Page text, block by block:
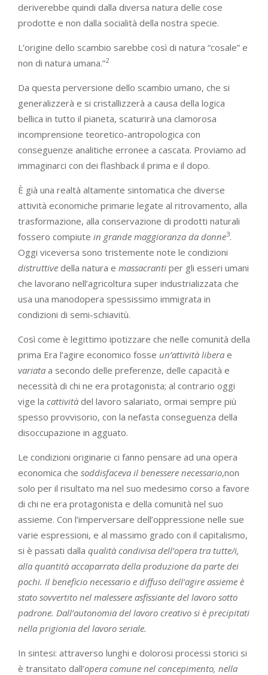
deriverebbe quindi dalla diversa natura delle cose
prodotte e non dalla socialità della nostra specie.
L’origine dello scambio sarebbe così di natura “cosale” e
non di natura umana.”2
Da questa perversione dello scambio umano, che si
generalizzerà e si cristallizzerà a causa della logica
bellica in tutto il pianeta, scaturirà una clamorosa
incomprensione teoretico-antropologica con
conseguenze analitiche erronee a cascata. Proviamo ad
immaginarci con dei flashback il prima e il dopo.
È già una realtà altamente sintomatica che diverse
attività economiche primarie legate al ritrovamento, alla
trasformazione, alla conservazione di prodotti naturali
fossero compiute in grande maggioranza da donne3.
Oggi viceversa sono tristemente note le condizioni
distruttive della natura e massacranti per gli esseri umani
che lavorano nell’agricoltura super industrializzata che
usa una manodopera spessissimo immigrata in
condizioni di semi-schiavitù.
Così come è legittimo ipotizzare che nelle comunità della
prima Era l’agire economico fosse un’attività libera e
variata a secondo delle preferenze, delle capacità e
necessità di chi ne era protagonista; al contrario oggi
vige la cattività del lavoro salariato, ormai sempre più
spesso provvisorio, con la nefasta conseguenza della
disoccupazione in agguato.
Le condizioni originarie ci fanno pensare ad una opera
economica che soddisfaceva il benessere necessario,non
solo per il risultato ma nel suo medesimo corso a favore
di chi ne era protagonista e della comunità nel suo
assieme. Con l’imperversare dell’oppressione nelle sue
varie espressioni, e al massimo grado con il capitalismo,
si è passati dalla qualità condivisa dell’opera tra tutte/i,
alla quantità accaparrata della produzione da parte dei
pochi. Il beneficio necessario e diffuso dell’agire assieme è
stato sovvertito nel malessere asfissiante del lavoro sotto
padrone. Dall’autonomia del lavoro creativo si è precipitati
nella prigionia del lavoro seriale.
In sintesi: attraverso lunghi e dolorosi processi storici si
è transitato dall’opera comune nel concepimento, nella